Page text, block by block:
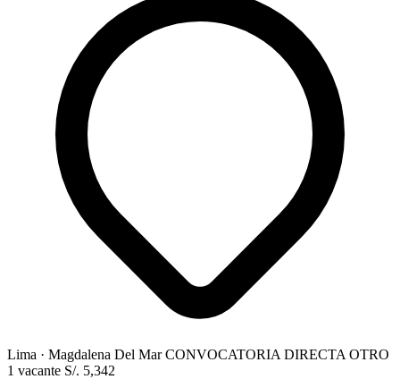
Lima · Magdalena Del MarCONVOCATORIA DIRECTA OTRO
1 vacante S/. 5,342